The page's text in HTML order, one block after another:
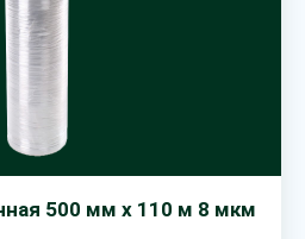
500 мм х 110 м 8 мкм